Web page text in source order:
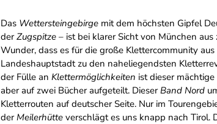
Das Wettersteingebirge mit dem höchsten Gipfel
derZugspitze – ist bei klarer Sicht von München aus
Wunder, dass es für die große Klettercommunity
Landeshauptstadt zu den naheliegendsten
der Fülle anKlettermöglichkeiten ist dieser
aber auf zwei Bücher aufgeteilt. DieserBand Nord
Kletterrouten auf deutscher Seite. Nur im
derMeilerhütte verschlägt es uns knapp nach Tirol.